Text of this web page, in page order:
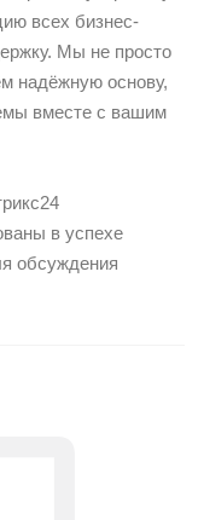
всех бизнес-
Мы не просто
надёжную основу,
вместе с вашим
в успехе
обсуждения